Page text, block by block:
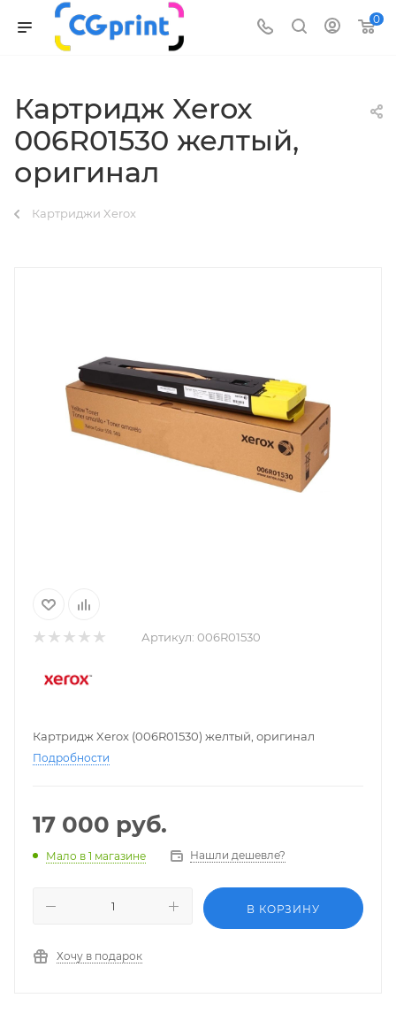
0
Картридж Xerox
006R01530 желтый,
оригинал
Картриджи Xerox
Артикул: 006R01530
Картридж Xerox (006R01530) желтый, оригинал
Подробности
17 000 руб.
Мало в 1 магазине Нашли дешевле?
В КОРЗИНУ
Хочу в подарок